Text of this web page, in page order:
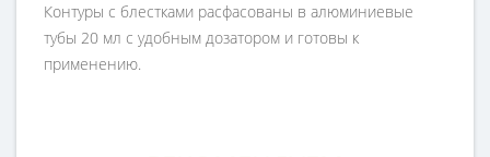
Контуры с блестками расфасованы в алюминиевые
тубы 20 мл с удобным дозатором и готовы к
применению.